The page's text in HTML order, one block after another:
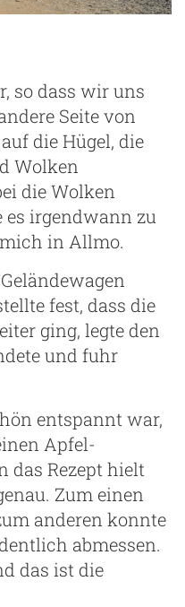
so dass wir uns
Seite von
die Hügel, die
Wolken
die Wolken
irgendwann zu
in Allmo.
fest, dass die
ging, legte den
und fuhr
entspannt war,
Apfel-
das Rezept hielt
Zum einen
anderen konnte
abmessen.
das ist die